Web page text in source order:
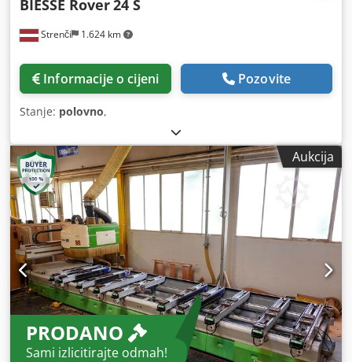
Strenči 1.624 km
BIESSE Rover24 S
Informacije o cijeni Pozovite
Stanje: polovno,
Aukcija
PRODANO
Sami izlicitirajte odmah!